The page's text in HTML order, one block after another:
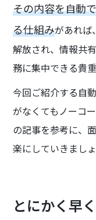
その内容を自動
る仕組みがあれば
解放され、情報共
務に集中できる貴
今回ご紹介する自
がなくてもノーコ
の記事を参考に、
楽にしていきましょ
とにかく早